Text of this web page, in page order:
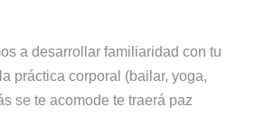
a desarrollar familiaridad con tu
práctica corporal (bailar, yoga,
se te acomode te traerá paz